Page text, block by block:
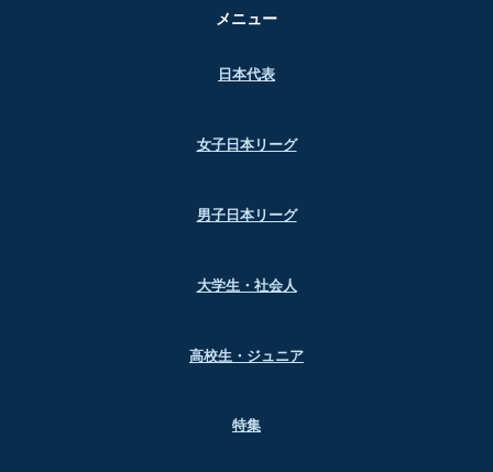
メニュー
日本代表
女子日本リーグ
男子日本リーグ
大学生・社会人
高校生・ジュニア
特集